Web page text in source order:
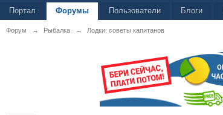
Портал Форумы Пользователи Блоги
Форум → Рыбалка → Лодки: советы капитанов